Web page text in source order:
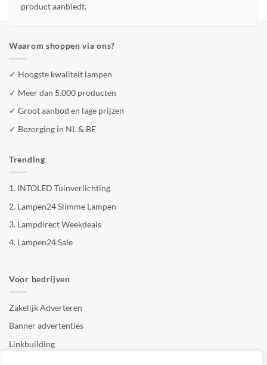
product aanbiedt.
Waarom shoppen via ons?
✓ Hoogste kwaliteit lampen
✓ Meer dan 5.000 producten
✓ Groot aanbod en lage prijzen
✓ Bezorging in NL & BE
Trending
1. INTOLED Tuinverlichting
2. Lampen24 Slimme Lampen
3. Lampdirect Weekdeals
4. Lampen24 Sale
Voor bedrijven
Zakelijk Adverteren
Banner advertenties
Linkbuilding